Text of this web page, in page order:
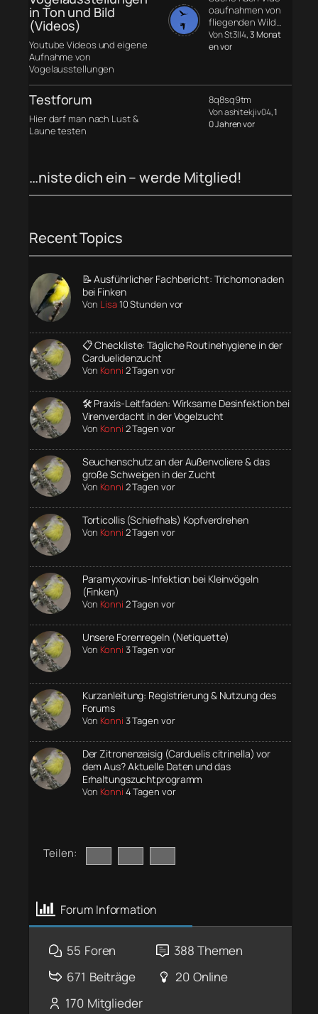
in Ton und Bild
(Videos)
Youtube Videos und eigene
Aufnahme von
Vogelausstellungen
oaufnahmen von
fliegenden Wild…
Von St3ll4, 3 Monat
en vor
Testforum
Hier darf man nach Lust &
Laune testen
8q8sq9tm
Von ashitekjiv04, 1
0 Jahren vor
…niste dich ein – werde Mitglied!
Recent Topics
📝 Ausführlicher Fachbericht: Trichomonaden
bei Finken
Von Lisa10 Stunden vor
📋 Checkliste: Tägliche Routinehygiene in der
Carduelidenzucht
Von Konni 2 Tagen vor
🛠️ Praxis-Leitfaden: Wirksame Desinfektion bei
Virenverdacht in der Vogelzucht
Von Konni 2 Tagen vor
Seuchenschutz an der Außenvoliere & das
große Schweigen in der Zucht
Von Konni 2 Tagen vor
Torticollis (Schiefhals) Kopfverdrehen
Von Konni 2 Tagen vor
Paramyxovirus-Infektion bei Kleinvögeln
(Finken)
Von Konni 2 Tagen vor
Unsere Forenregeln (Netiquette)
Von Konni 3 Tagen vor
Kurzanleitung: Registrierung & Nutzung des
Forums
Von Konni 3 Tagen vor
Der Zitronenzeisig (Carduelis citrinella) vor
dem Aus? Aktuelle Daten und das
Erhaltungszuchtprogramm
Von Konni 4 Tagen vor
Teilen:
Forum Information
55 Foren 388 Themen
671 Beiträge 20 Online
170 Mitglieder